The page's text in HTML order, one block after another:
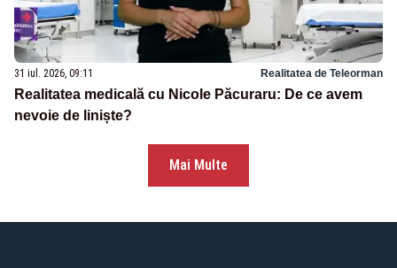
31 iul. 2026, 09:11 Realitatea de Teleorman
Realitatea medicală cu Nicole Păcuraru: De ce avem
nevoie de liniște?
Mai Multe